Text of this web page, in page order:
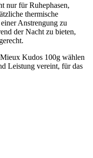
nur für Ruhephasen,
thermische
Anstrengung zu
der Nacht zu bieten,
Kudos 100g wählen
Leistung vereint, für das